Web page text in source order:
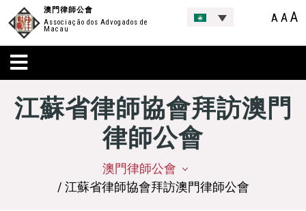
澳門律師公會
Associação dos Advogados de
Macau
A AA
江蘇省律師協會拜訪澳門
律師公會
澳門律師公會
/ 江蘇省律師協會拜訪澳門律師公會